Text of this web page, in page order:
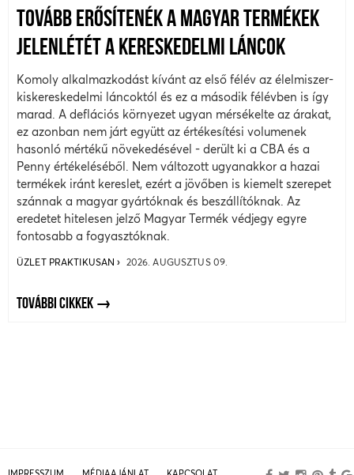
TOVÁBB ERŐSÍTENÉK A MAGYAR TERMÉKEK
JELENLÉTÉT A KERESKEDELMI LÁNCOK
Komoly alkalmazkodást kívánt az első félév az élelmiszer-
kiskereskedelmi láncoktól és ez a második félévben is így
marad. A deflációs környezet ugyan mérsékelte az árakat,
ez azonban nem járt együtt az értékesítési volumenek
hasonló mértékű növekedésével - derült ki a CBA és a
Penny értékeléséből. Nem változott ugyanakkor a hazai
termékek iránt kereslet, ezért a jövőben is kiemelt szerepet
szánnak a magyar gyártóknak és beszállítóknak. Az
eredetet hitelesen jelző Magyar Termék védjegy egyre
fontosabb a fogyasztóknak.
ÜZLET PRAKTIKUSAN 2026. AUGUSZTUS 09.
TOVÁBBI CIKKEK